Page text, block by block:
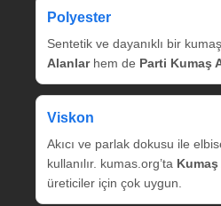
Polyester
Sentetik ve dayanıklı bir
Alanlarhem de Parti Kumaş
Viskon
Akıcı ve parlak dokusu ile
kullanılır. kumas.org’ta
üreticiler için çok uygun.